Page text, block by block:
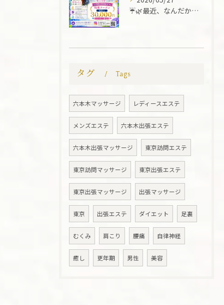
☔️🌿最近、なんだか疲れていませんか？🌿☔️
タグ Tags
六本木マッサージ レディースエステ
メンズエステ 六本木出張エステ
六本木出張マッサージ 東京訪問エステ
東京訪問マッサージ 東京出張エステ
東京出張マッサージ 出張マッサージ
東京 出張エステ ダイエット 足裏
むくみ 肩こり 腰痛 自律神経
癒し 更年期 男性 美容